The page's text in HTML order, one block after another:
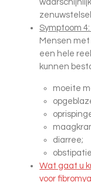
zenuwstelsel.
Symptoom
Mensen met
een hele
kunnen
moeite
diarree;
obstipatie
Wat gaat u
voor